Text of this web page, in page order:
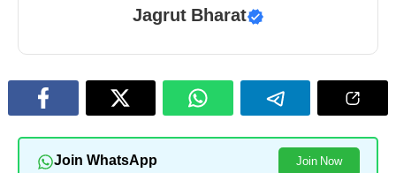
Jagrut Bharat
Join WhatsApp Join Now